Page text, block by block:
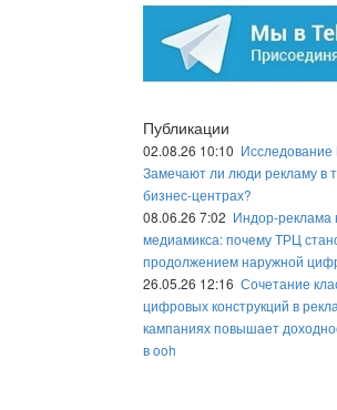
Публикации
02.08.26 10:10 Исследование
Замечают ли люди рекламу в
бизнес-центрах?
08.06.26 7:02 Индор-реклама
медиамикса: почему ТРЦ
продолжением наружной
26.05.26 12:16 Сочетание
цифровых конструкций в
кампаниях повышает
в ooh